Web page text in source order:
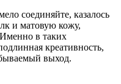
соединяйте, казалось
и матовую кожу,
в таких
креативность,
выход.